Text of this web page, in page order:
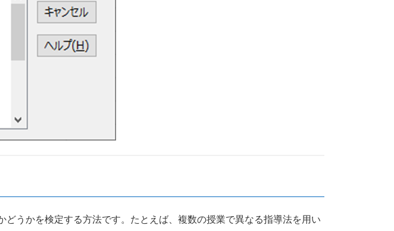
うかを検定する方法です。たとえば、複数の授業で異なる指導法を用い